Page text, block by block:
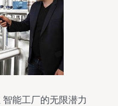
能工厂的无限潜力